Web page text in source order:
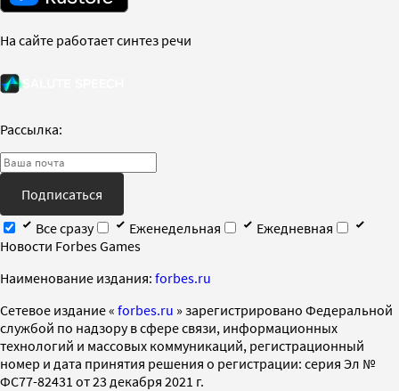
На сайте работает синтез речи
Рассылка:
Подписаться
Все сразу
Еженедельная
Ежедневная
Новости Forbes Games
Наименование издания: forbes.ru
Cетевое издание « forbes.ru » зарегистрировано Федеральной
службой по надзору в сфере связи, информационных
технологий и массовых коммуникаций, регистрационный
номер и дата принятия решения о регистрации: серия Эл №
ФС77-82431 от 23 декабря 2021 г.